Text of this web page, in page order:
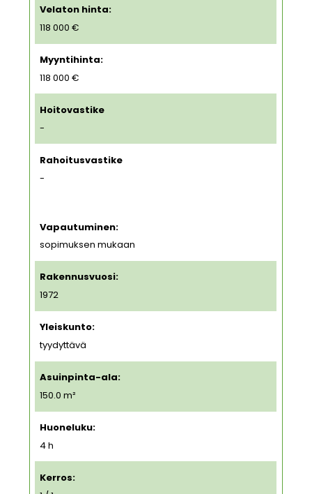
Velaton hinta:
118 000 €
Myyntihinta:
118 000 €
Hoitovastike
-
Rahoitusvastike
-
Vapautuminen:
sopimuksen mukaan
Rakennusvuosi:
1972
Yleiskunto:
tyydyttävä
Asuinpinta-ala:
150.0 m²
Huoneluku:
4 h
Kerros: